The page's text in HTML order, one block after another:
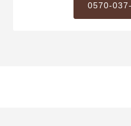
0570-037-